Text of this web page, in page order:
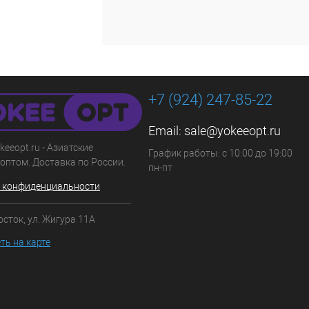
- Азиатские
Доставка по России.
конфиденциальности
ул. Жигура 11А
на карте
+7 (924) 247-85-22
Email: sale@yokeeopt.ru
График работы: с 10:00 до 19:00
пн-пт